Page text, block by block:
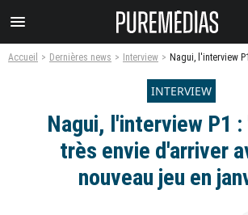
menu
Accueil Dernières news Interview Nagui, l'interview P1 : "J'avais très
INTERVIEW
Nagui, l'interview P1 :
très envie d'arriver
nouveau jeu en